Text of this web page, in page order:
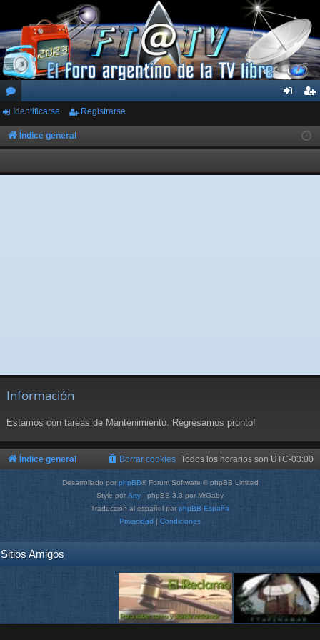
or
os
ar
ist
rs
Identificarse Registrarse
Índice general
Información
Estamos con tareas de Mantenimiento. Regresamos pronto!
Índice general Todos los horarios son UTC-03:00
Borrar cookies
Desarrollado por phpBB® Forum Software © phpBB Limited
Style por Arty - phpBB 3.3 por MrGaby
Traducción al español por phpBB España
Privacidad | Condiciones
Sitios Amigos